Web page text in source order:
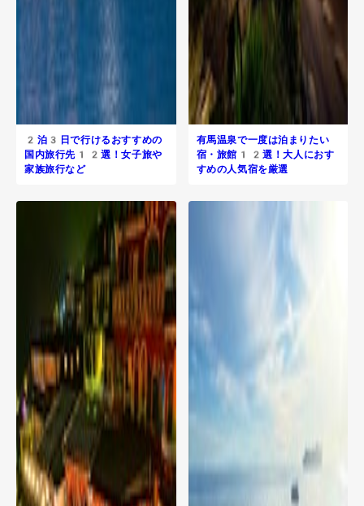
2泊3日で行けるおすすめの
国内旅行先12選！女子旅や
家族旅行など
有馬温泉で一度は泊まりたい
宿・旅館12選！大人におす
すめの人気宿を厳選